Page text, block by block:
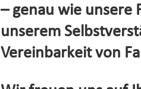
– genau wie unsere
unserem
Vereinbarkeit von